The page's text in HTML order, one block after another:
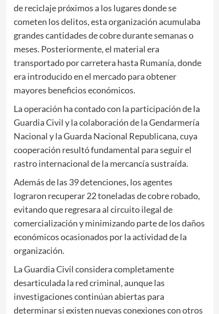
de reciclaje próximos a los lugares donde se
cometen los delitos, esta organización acumulaba
grandes cantidades de cobre durante semanas o
meses. Posteriormente, el material era
transportado por carretera hasta Rumanía, donde
era introducido en el mercado para obtener
mayores beneficios económicos.
La operación ha contado con la participación de la
Guardia Civil y la colaboración de laGendarmería
Nacional y laGuarda Nacional Republicana, cuya
cooperación resultó fundamental para seguir el
rastro internacional de la mercancía sustraída.
Además de las 39 detenciones, los agentes
lograron recuperar 22 toneladas de cobre robado,
evitando que regresara al circuito ilegal de
comercialización y minimizando parte de los daños
económicos ocasionados por la actividad de la
organización.
La Guardia Civil considera completamente
desarticulada la red criminal, aunque las
investigaciones continúan abiertas para
determinar si existen nuevas conexiones con otros